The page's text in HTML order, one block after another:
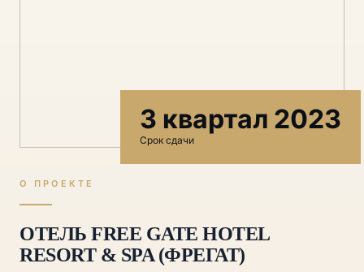
3 квартал 2023
Срок сдачи
О ПРОЕКТЕ
ОТЕЛЬ FREE GATE HOTEL
RESORT & SPA (ФРЕГАТ)